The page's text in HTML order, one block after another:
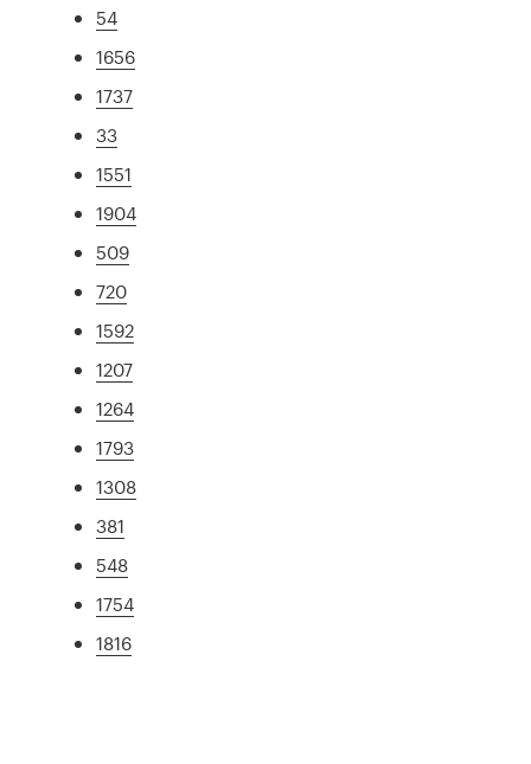
54
1656
1737
33
1551
1904
509
720
1592
1207
1264
1793
1308
381
548
1754
1816